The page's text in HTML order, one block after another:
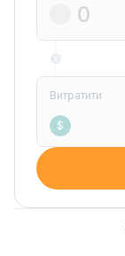
Витратити
$